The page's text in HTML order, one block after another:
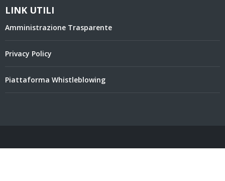
LINK UTILI
Amministrazione Trasparente
Privacy Policy
Piattaforma Whistleblowing